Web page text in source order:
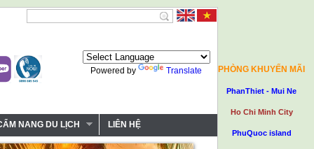
PHÒNG KHUYẾN MÃI
PhanThiet - Mui Ne
Ho Chi Minh City
PhuQuoc island
Powered by Translate
NANG DU LỊCH LIÊN HỆ